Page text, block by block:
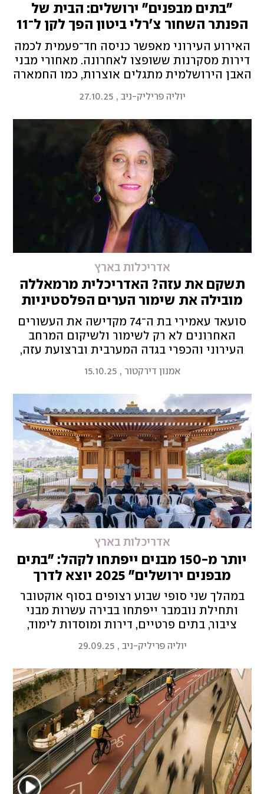
"בתים מבפנים" ירושלים: הבית של
הפנתר השחור צ'רלי ביטון הפך לקן ל־11
בני משפחה
האירוע העירוני מאפשר כניסה חד־פעמית לכמה
דירות מסקרנות ששופצו לאחרונה. מאחורי מבני
האבן הירושלמית מתגלים אוצרות, כמו החמארה
של צ'רלי ביטון ז"ל, מנהיג תנועת המחאה, שהפך
לחלל קסום עם מרפסת שצופה לעיר העתיקה
יוליה פריליק-ניב ,
27.10.25
אדריכלות בארץ
תשקם את עזה? האדריכלית מרמאללה
מובילה את שימור הערים הפלסטיניות
סועאד עאמירי בת ה־74 מקדישה את העשורים
האחרונים לא רק לשימור ולשיקום המרחב
העירוני והכפרי בגדה המערבית וברצועת עזה,
ואבנים, אלא בזהות, בזיכרון ובקהילה. לאחרונה
זכתה בפרס בינלאומי נחשב
אמנון דירקטור ,
15.10.25
אדריכלות בארץ
יותר מ-150 מבנים ייפתחו לקהל: "בתים
מבפנים ירושלים" 2025 יוצא לדרך
במהלך שני סופי שבוע רצופים בסוף אוקטובר
ותחילת נובמבר ייפתחו בבירה עשרות מבני
ציבור, בתים פרטיים, דירות ומוסדות לימוד,
תפילה ודת בחגיגת עיצוב ואדריכלות ענפה.
והכניסה - חופשית
יוליה פריליק-ניב ,
29.09.25